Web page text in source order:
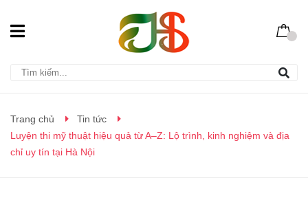
Trang chủ
Tin tức
Luyện thi mỹ thuật hiệu quả từ A–Z: Lộ trình, kinh nghiệm và địa
chỉ uy tín tại Hà Nội